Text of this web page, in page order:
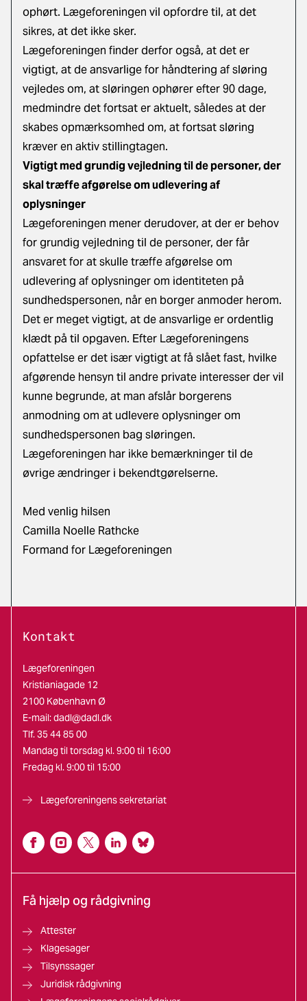
ophørt. Lægeforeningen vil opfordre til, at det
sikres, at det ikke sker.
Lægeforeningen finder derfor også, at det er
vigtigt, at de ansvarlige for håndtering af sløring
vejledes om, at sløringen ophører efter 90 dage,
medmindre det fortsat er aktuelt, således at der
skabes opmærksomhed om, at fortsat sløring
kræver en aktiv stillingtagen.
Vigtigt med grundig vejledning til de personer, der
skal træffe afgørelse om udlevering af
oplysninger
Lægeforeningen mener derudover, at der er behov
for grundig vejledning til de personer, der får
ansvaret for at skulle træffe afgørelse om
udlevering af oplysninger om identiteten på
sundhedspersonen, når en borger anmoder herom.
Det er meget vigtigt, at de ansvarlige er ordentlig
klædt på til opgaven. Efter Lægeforeningens
opfattelse er det især vigtigt at få slået fast, hvilke
afgørende hensyn til andre private interesser der vil
kunne begrunde, at man afslår borgerens
anmodning om at udlevere oplysninger om
sundhedspersonen bag sløringen.
Lægeforeningen har ikke bemærkninger til de
øvrige ændringer i bekendtgørelserne.
Med venlig hilsen
Camilla Noelle Rathcke
Formand for Lægeforeningen
Kontakt
Lægeforeningen
Kristianiagade 12
2100 København Ø
E-mail:dadl@dadl.dk
Tlf. 35 44 85 00
Mandag til torsdag kl. 9:00 til 16:00
Fredag kl. 9:00 til 15:00
Lægeforeningens sekretariat
Få hjælp og rådgivning
Attester
Klagesager
Tilsynssager
Juridisk rådgivning